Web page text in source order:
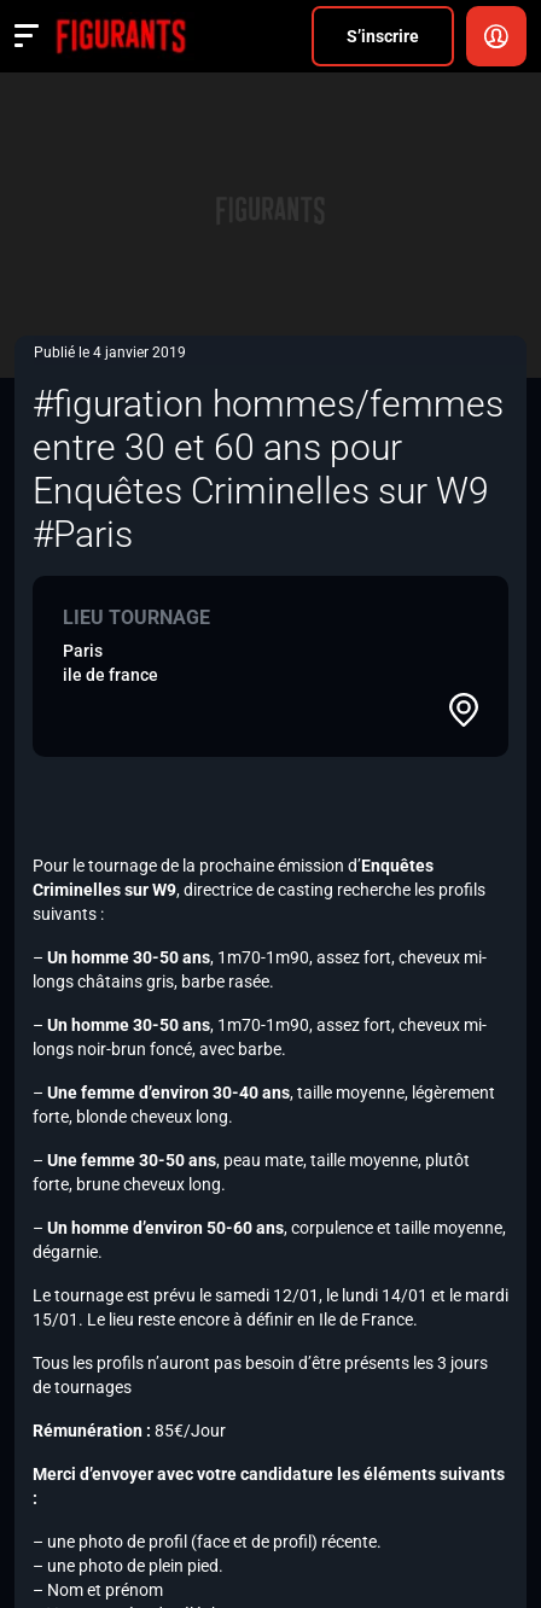
S’inscrire
Actualités
Publié le 4 janvier 2019
#figuration hommes/femmes
entre 30 et 60 ans pour
Enquêtes Criminelles sur W9
#Paris
LIEU TOURNAGE
Paris
ile de france
Pour le tournage de la prochaine émission d’Enquêtes
Criminelles sur W9, directrice de casting recherche les profils
suivants :
– Un homme 30-50 ans, 1m70-1m90, assez fort, cheveux mi-
longs châtains gris, barbe rasée.
– Un homme 30-50 ans, 1m70-1m90, assez fort, cheveux mi-
longs noir-brun foncé, avec barbe.
– Une femme d’environ 30-40 ans, taille moyenne, légèrement
forte, blonde cheveux long.
– Une femme 30-50 ans, peau mate, taille moyenne, plutôt
forte, brune cheveux long.
– Un homme d’environ 50-60 ans, corpulence et taille moyenne,
dégarnie.
Le tournage est prévu le samedi 12/01, le lundi 14/01 et le mardi
15/01. Le lieu reste encore à définir en Ile de France.
Tous les profils n’auront pas besoin d’être présents les 3 jours
de tournages
Rémunération : 85€/Jour
Merci d’envoyer avec votre candidature les éléments suivants
:
– une photo de profil (face et de profil) récente.
– une photo de plein pied.
– Nom et prénom